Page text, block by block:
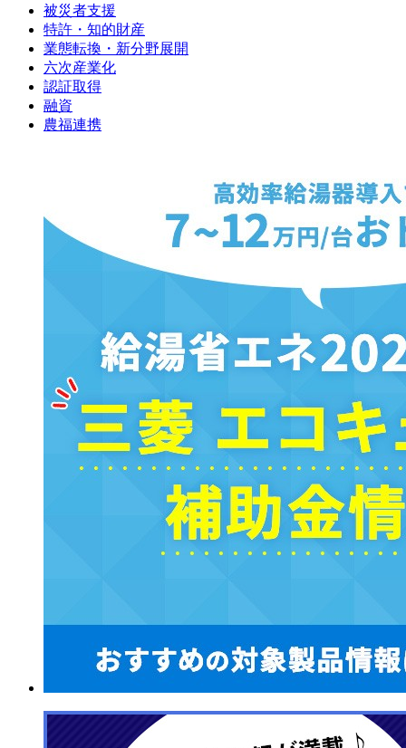
被災者支援
特許・知的財産
業態転換・新分野展開
六次産業化
認証取得
融資
農福連携